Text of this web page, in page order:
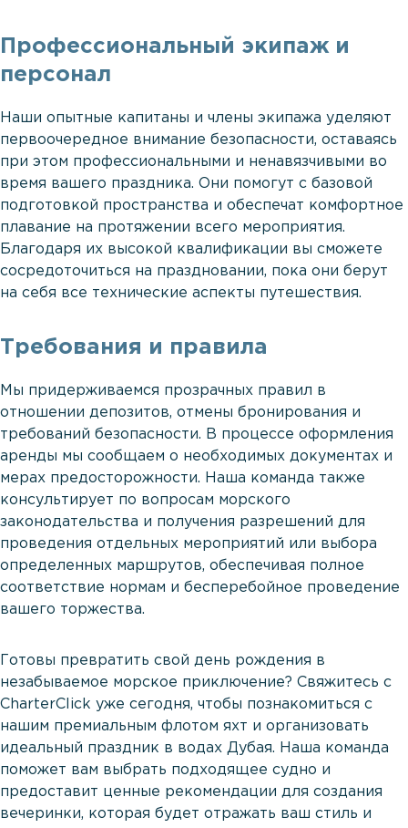
Профессиональный экипаж и
персонал
Наши опытные капитаны и члены экипажа уделяют
первоочередное внимание безопасности, оставаясь
при этом профессиональными и ненавязчивыми во
время вашего праздника. Они помогут с базовой
подготовкой пространства и обеспечат комфортное
плавание на протяжении всего мероприятия.
Благодаря их высокой квалификации вы сможете
сосредоточиться на праздновании, пока они берут
на себя все технические аспекты путешествия.
Требования и правила
Мы придерживаемся прозрачных правил в
отношении депозитов, отмены бронирования и
требований безопасности. В процессе оформления
аренды мы сообщаем о необходимых документах и
мерах предосторожности. Наша команда также
консультирует по вопросам морского
законодательства и получения разрешений для
проведения отдельных мероприятий или выбора
определенных маршрутов, обеспечивая полное
соответствие нормам и бесперебойное проведение
вашего торжества.
Готовы превратить свой день рождения в
незабываемое морское приключение? Свяжитесь с
CharterClick уже сегодня, чтобы познакомиться с
нашим премиальным флотом яхт и организовать
идеальный праздник в водах Дубая. Наша команда
поможет вам выбрать подходящее судно и
предоставит ценные рекомендации для создания
вечеринки, которая будет отражать ваш стиль и